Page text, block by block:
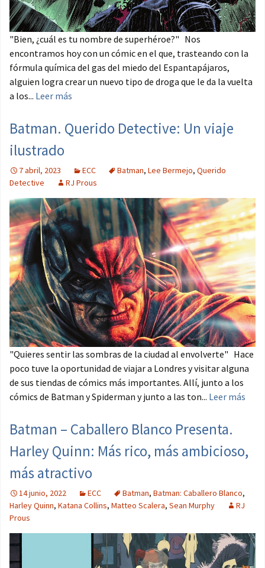
"Bien, ¿cuál es tu nombre de superhéroe?" Nos
encontramos hoy con un cómic en el que, trasteando con la
fórmula química del gas del miedo del Espantapájaros,
alguien logra crear un nuevo tipo de droga que le da la vuelta
a los... Leer más
Batman. Querido Detective: Un viaje
ilustrado
7 abril, 2023 ECC Batman, Lee Bermejo, Querido
Detective
RJ Prous
"Quieres sentir las sombras de la ciudad al envolverte" Hace
poco tuve la oportunidad de viajar a Londres y visitar alguna
de sus tiendas de cómics más importantes. Allí, junto a los
cómics de Batman y Spiderman y junto a las ton... Leer más
Batman – Caballero Blanco Presenta.
Harley Quinn: Más rico, más ambicioso,
más atractivo
14 junio, 2022 ECC Batman, Batman: Caballero Blanco,
Harley Quinn, Katana Collins, Matteo Scalera, Sean Murphy
RJ
Prous